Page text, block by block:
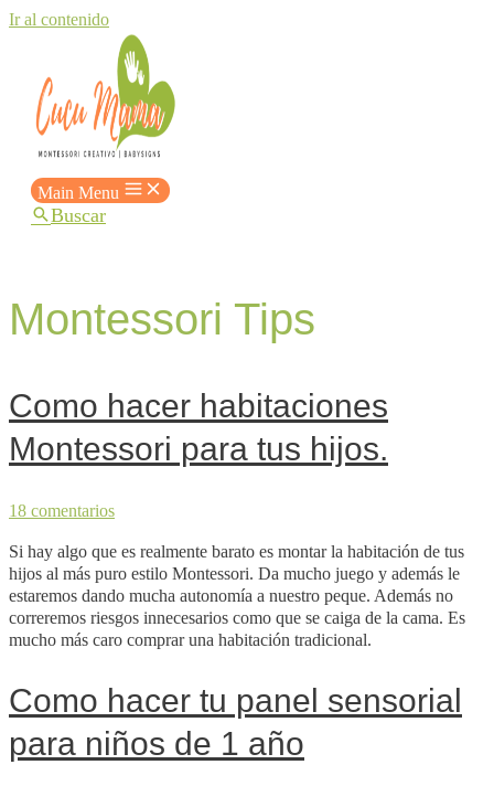
Ir al contenido
Main Menu
Buscar
Montessori Tips
Como hacer habitaciones
Montessori para tus hijos.
18 comentarios
Si hay algo que es realmente barato es montar la habitación de tus
hijos al más puro estilo Montessori. Da mucho juego y además le
estaremos dando mucha autonomía a nuestro peque. Además no
correremos riesgos innecesarios como que se caiga de la cama. Es
mucho más caro comprar una habitación tradicional.
Como hacer tu panel sensorial
para niños de 1 año